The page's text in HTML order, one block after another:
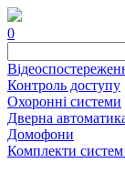
0
Контроль доступу
Охоронні системи
Дверна
Домофони
Комплекти систем